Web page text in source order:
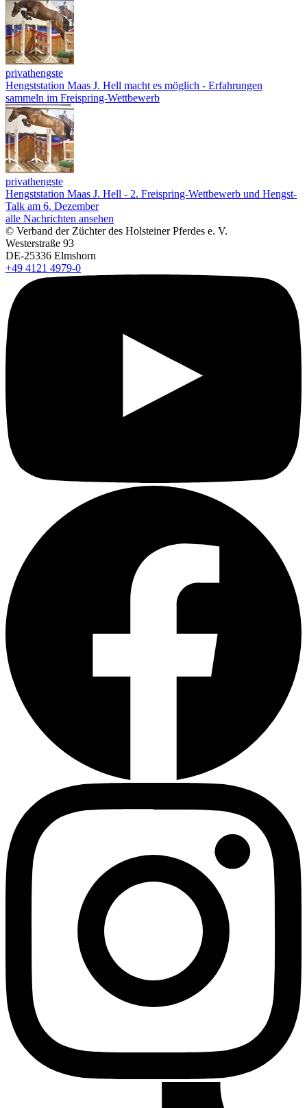
privathengste
Hengststation Maas J. Hell macht es möglich - Erfahrungen
sammeln im Freispring-Wettbewerb
privathengste
Hengststation Maas J. Hell - 2. Freispring-Wettbewerb und Hengst-
Talk am 6. Dezember
alle Nachrichten ansehen
© Verband der Züchter des Holsteiner Pferdes e. V.
Westerstraße 93
DE-25336 Elmshorn
+49 4121 4979-0